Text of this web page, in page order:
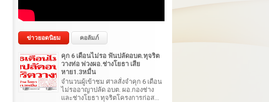
ข่าวยอดนิยม คอลัมภ์
คุก 6 เดือนไม่รอ ฟันปลัดอบต.ทุจริต
วางท่อ พ่วงผอ.ช่างโยธา เสีย
หาย1.3หมื่น
จำนวนผู้เข้าชม ศาลสั่งจำคุก 6 เดือน
ไม่รออาญาปลัด อบต. ผอ.กองช่าง
และช่างโยธา ทุจริตโครงการก่อส...